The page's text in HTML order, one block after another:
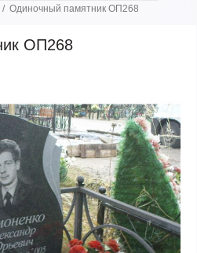
Одиночный памятник ОП268
ОП268